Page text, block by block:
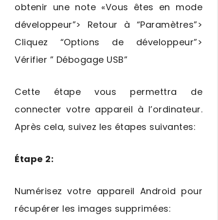
obtenir une note «Vous êtes en mode
développeur”> Retour à “Paramètres”>
Cliquez “Options de développeur”>
Vérifier ” Débogage USB”
Cette étape vous permettra de
connecter votre appareil à l’ordinateur.
Après cela, suivez les étapes suivantes:
Étape 2:
Numérisez votre appareil Android pour
récupérer les images supprimées: